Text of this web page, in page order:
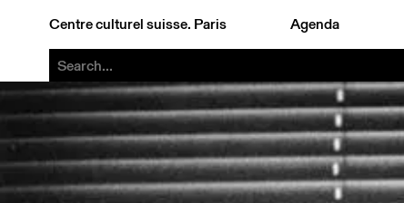
Centre culturel suisse. Paris Agenda